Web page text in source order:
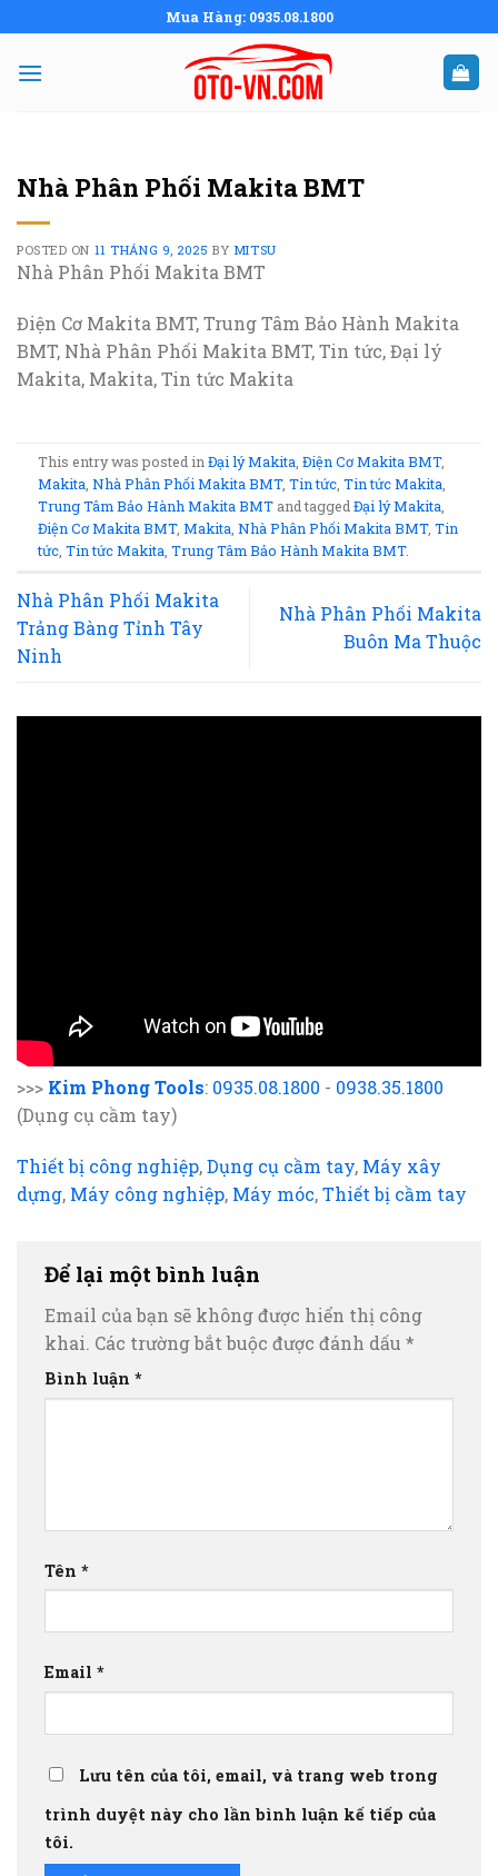
to
content
Mua Hàng: 0935.08.1800
Nhà Phân Phối Makita BMT
POSTED ON 11 THÁNG 9, 2025 BY MITSU
Nhà Phân Phối Makita BMT
Điện Cơ Makita BMT, Trung Tâm Bảo Hành Makita
BMT, Nhà Phân Phối Makita BMT, Tin tức, Đại lý
Makita, Makita, Tin tức Makita
This entry was posted inĐại lý Makita ,Điện Cơ Makita BMT,
Makita ,Nhà Phân Phối Makita BMT,Tin tức ,Tin tức Makita
Trung Tâm Bảo Hành Makita BMT and taggedĐại lý Makita
Điện Cơ Makita BMT,Makita ,Nhà Phân Phối Makita BMT,Tin
tức ,Tin tức Makita ,Trung Tâm Bảo Hành Makita BMT.
Nhà Phân Phối Makita
Trảng Bàng Tỉnh Tây
Ninh
Nhà Phân Phối Makita
Buôn Ma Thuộc
>>> Kim Phong Tools: 0935.08.1800 - 0938.35.1800
(Dụng cụ cầm tay)
Thiết bị công nghiệp,Dụng cụ cầm tay, Máy xây
dựng, Máy công nghiệp, Máy móc,Thiết bị cầm tay
Để lại một bình luận
Email của bạn sẽ không được hiển thị công
khai. Các trường bắt buộc được đánh dấu *
Bình luận *
Tên *
Email *
Lưu tên của tôi, email, và trang web trong
trình duyệt này cho lần bình luận kế tiếp của
tôi.